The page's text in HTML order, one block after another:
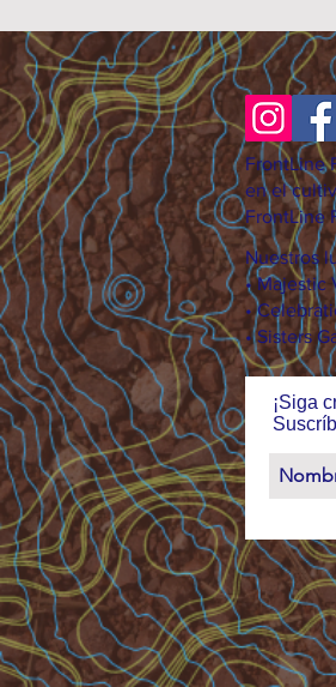
FrontLine
en el
FrontLine
Nuestros
• Majestic
•
• Sisters
¡Siga